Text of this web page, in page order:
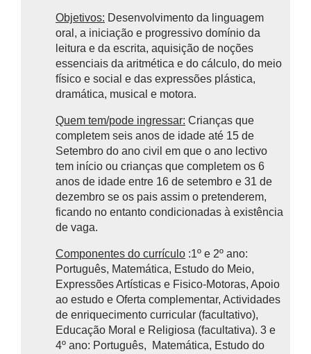
Objetivos: Desenvolvimento da linguagem
oral, a iniciação e progressivo domínio da
leitura e da escrita, aquisição de noções
essenciais da aritmética e do cálculo, do meio
físico e social e das expressões plástica,
dramática, musical e motora.
Quem tem/pode ingressar: Crianças que
completem seis anos de idade até 15 de
Setembro do ano civil em que o ano lectivo
tem início ou crianças que completem os 6
anos de idade entre 16 de setembro e 31 de
dezembro se os pais assim o pretenderem,
ficando no entanto condicionadas à existência
de vaga.
Componentes do currículo :1º e 2º ano:
Português, Matemática, Estudo do Meio,
Expressões Artísticas e Fisico-Motoras, Apoio
ao estudo e Oferta complementar, Actividades
de enriquecimento curricular (facultativo),
Educação Moral e Religiosa (facultativa). 3 e
4º ano: Português, Matemática, Estudo do